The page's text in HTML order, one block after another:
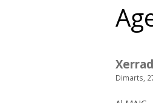
Dimarts,